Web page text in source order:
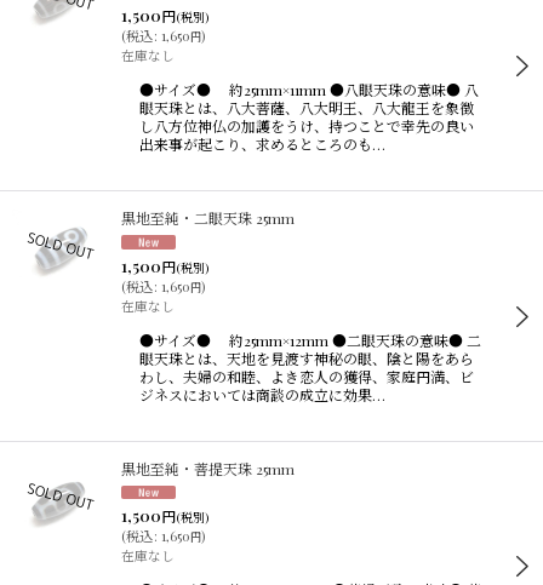
1,500円(税別)
(税込: 1,650円)
在庫なし
●サイズ● 約25mm×11mm ●八眼天珠の意味● 八
眼天珠とは、八大菩薩、八大明王、八大龍王を象徴
し八方位神仏の加護をうけ、持つことで幸先の良い
出来事が起こり、求めるところのも…
黒地至純・二眼天珠 25mm
1,500円(税別)
(税込: 1,650円)
在庫なし
●サイズ● 約25mm×12mm ●二眼天珠の意味● 二
眼天珠とは、天地を見渡す神秘の眼、陰と陽をあら
わし、夫婦の和睦、よき恋人の獲得、家庭円満、ビ
ジネスにおいては商談の成立に効果…
黒地至純・菩提天珠 25mm
1,500円(税別)
(税込: 1,650円)
在庫なし